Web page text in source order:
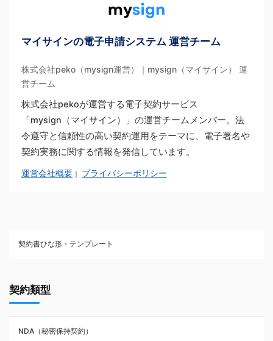
マイサインの電子申請システム 運営チーム
株式会社peko（mysign運営）｜mysign（マイサイン） 運
営チーム
株式会社pekoが運営する電子契約サービス
「mysign（マイサイン）」の運営チームメンバー。法
令遵守と信頼性の高い契約運用をテーマに、電子署名や
契約実務に関する情報を発信しています。
運営会社概要 ｜ プライバシーポリシー
契約書ひな形・テンプレート
NDA（秘密保持契約）
業務委託契約
契約類型
NDA（秘密保持契約）